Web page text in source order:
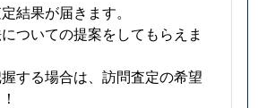
結果が届きます。
ついての提案をしてもらえま
する場合は、訪問査定の希望